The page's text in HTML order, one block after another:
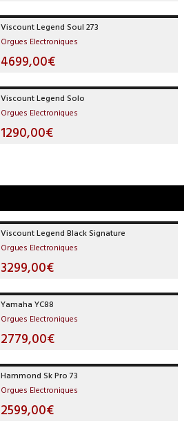
Viscount Legend Soul 273
Orgues Electroniques
4699,00€
Viscount Legend Solo
Orgues Electroniques
1290,00€
Viscount Legend Black Signature
Orgues Electroniques
3299,00€
Yamaha YC88
Orgues Electroniques
2779,00€
Hammond Sk Pro 73
Orgues Electroniques
2599,00€